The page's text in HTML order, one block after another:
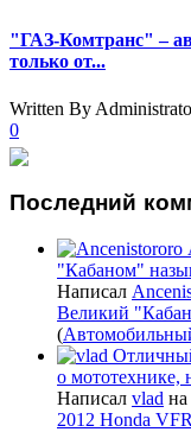
"ГАЗ-Комтранс" –
только от...
Written By
0
Последний
"Кабаном"
Написал
Великий
(
о
Написал vlad на
2012 Honda